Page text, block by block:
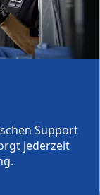
Support
jederzeit